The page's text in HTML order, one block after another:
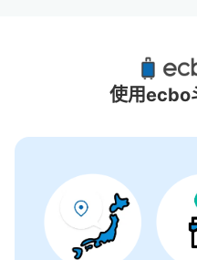
八重洲南口
15個
使用ecbo